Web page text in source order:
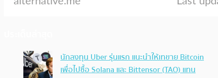
นักลงทุน Uber รุ่นแรก แนะนำให้เทขาย Bitcoin
เพื่อไปซื้อ Solana และ Bittensor (TAO) แทน